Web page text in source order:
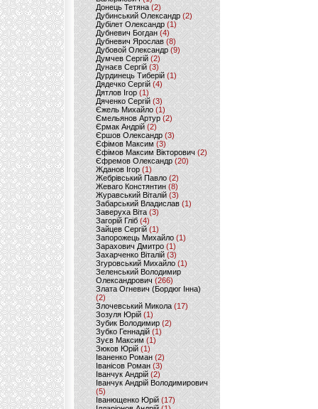
Донець Тетяна (2)
Дубинський Олександр(2)
Дубілет Олександр (1)
Дубневич Богдан (4)
Дубневич Ярослав (8)
Дубовой Олександр(9)
Думчев Сергій (2)
Дунаєв Сергій(3)
Дурдинець Тиберій (1)
Дядечко Сергій (4)
Дятлов Ігор (1)
Дяченко Сергій (3)
Єжель Михайло (1)
Ємельянов Артур (2)
Єрмак Андрій (2)
Єршов Олександр (3)
Єфімов Максим (3)
Єфімов Максим Вікторович (2)
Єфремов Олександр (20)
Жданов Ігор (1)
Жебрівський Павло (2)
Жеваго Констянтин (8)
Журавський Віталій (3)
Забарський Владислав (1)
Заверуха Віта (3)
Загорій Гліб (4)
Зайцев Сергій(1)
Запорожець Михайло (1)
Зарахович Дмитро (1)
Захарченко Віталій (3)
Згуровський Михайло (1)
Зеленський Володимир
Олександрович (266)
Злата Огневич (Бордюг Інна)
(2)
Злочевський Микола(17)
Зозуля Юрій (1)
Зубик Володимир (2)
Зубко Геннадій (1)
Зуєв Максим(1)
Зюков Юрій (1)
Іваненко Роман (2)
Іванісов Роман (3)
Іванчук Андрій(2)
Іванчук Андрій Володимирович
(5)
Іванющенко Юрій (17)